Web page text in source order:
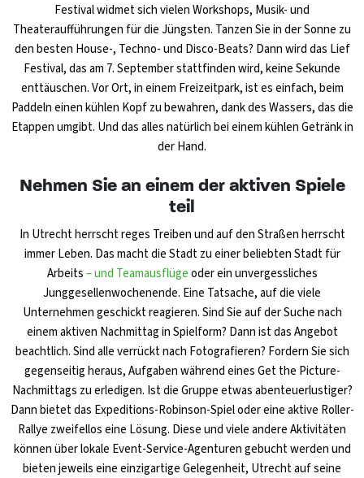
Festival widmet sich vielen Workshops, Musik- und
Theateraufführungen für die Jüngsten. Tanzen Sie in der Sonne zu
den besten House-, Techno- und Disco-Beats? Dann wird das Lief
Festival, das am 7. September stattfinden wird, keine Sekunde
enttäuschen. Vor Ort, in einem Freizeitpark, ist es einfach, beim
Paddeln einen kühlen Kopf zu bewahren, dank des Wassers, das die
Etappen umgibt. Und das alles natürlich bei einem kühlen Getränk in
der Hand.
Nehmen Sie an einem der aktiven Spiele
teil
In Utrecht herrscht reges Treiben und auf den Straßen herrscht
immer Leben. Das macht die Stadt zu einer beliebten Stadt für
Arbeits– und Teamausflügeoder ein unvergessliches
Junggesellenwochenende. Eine Tatsache, auf die viele
Unternehmen geschickt reagieren. Sind Sie auf der Suche nach
einem aktiven Nachmittag in Spielform? Dann ist das Angebot
beachtlich. Sind alle verrückt nach Fotografieren? Fordern Sie sich
gegenseitig heraus, Aufgaben während eines Get the Picture-
Nachmittags zu erledigen. Ist die Gruppe etwas abenteuerlustiger?
Dann bietet das Expeditions-Robinson-Spiel oder eine aktive Roller-
Rallye zweifellos eine Lösung. Diese und viele andere Aktivitäten
können über lokale Event-Service-Agenturen gebucht werden und
bieten jeweils eine einzigartige Gelegenheit, Utrecht auf seine